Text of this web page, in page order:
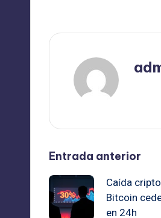
de
Entrada anterior
Caída
Bitcoin
en 24h